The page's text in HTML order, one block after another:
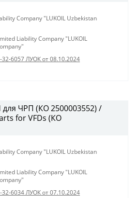
Company "LUKOIL Uzbekistan
Liability Company "LUKOIL
32-6057 ЛУОК от 08.10.2024
для ЧРП (КО 2500003552) /
for VFDs (КО
Company "LUKOIL Uzbekistan
Liability Company "LUKOIL
32-6034 ЛУОК от 07.10.2024